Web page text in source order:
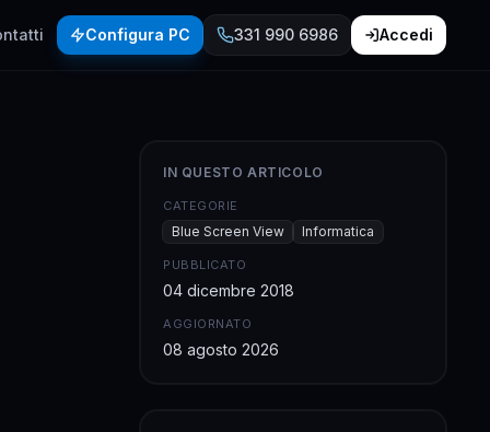
Configura PC 331 990 6986 Accedi
IN QUESTO ARTICOLO
CATEGORIE
Blue Screen View Informatica
PUBBLICATO
04 dicembre 2018
AGGIORNATO
08 agosto 2026